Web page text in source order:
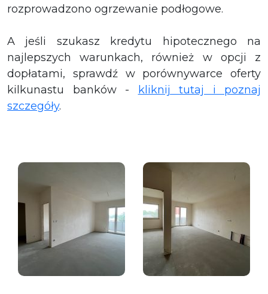
rozprowadzono ogrzewanie podłogowe.
A jeśli szukasz kredytu hipotecznego na
najlepszych warunkach, również w opcji z
dopłatami, sprawdź w porównywarce oferty
kilkunastu banków -
kliknij tutaj i poznaj
szczegóły.